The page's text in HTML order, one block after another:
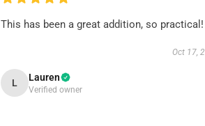
This has been a great addition, so practical!
Oct 17,
L Lauren
Verified owner